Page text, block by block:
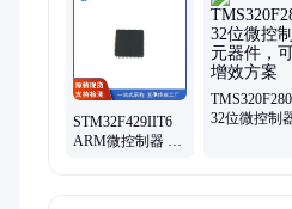
电源管理、处理器、控制器、模拟
阻排阻、半导体
STM32F429IIT6
ARM微控制器 代
32位微控制